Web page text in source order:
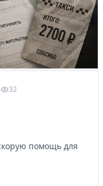
32
помощь для